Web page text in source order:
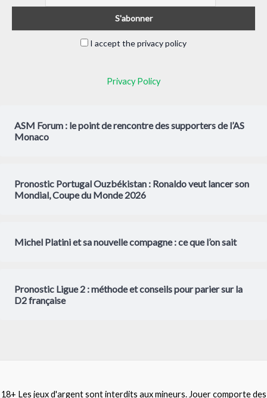
I accept the privacy policy
Privacy Policy
ASM Forum : le point de rencontre des supporters de l’AS
Monaco
Pronostic Portugal Ouzbékistan : Ronaldo veut lancer son
Mondial, Coupe du Monde 2026
Michel Platini et sa nouvelle compagne : ce que l’on sait
Pronostic Ligue 2 : méthode et conseils pour parier sur la
D2 française
18+ Les jeux d'argent sont interdits aux mineurs. Jouer comporte des